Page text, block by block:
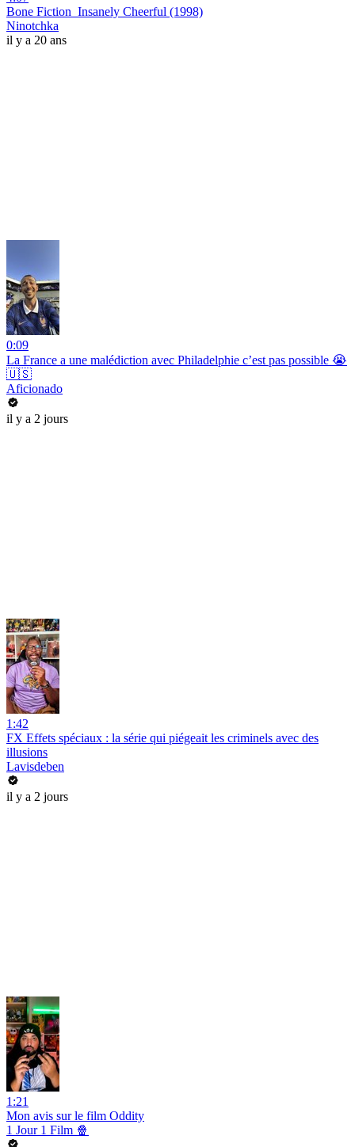
Bone Fiction_Insanely Cheerful (1998)
Ninotchka
il y a 20 ans
0:09
La France a une malédiction avec Philadelphie c’est pas possible 😭
🇺🇸
Aficionado
il y a 2 jours
1:42
FX Effets spéciaux : la série qui piégeait les criminels avec des
illusions
Lavisdeben
il y a 2 jours
1:21
Mon avis sur le film Oddity
1 Jour 1 Film 🍿